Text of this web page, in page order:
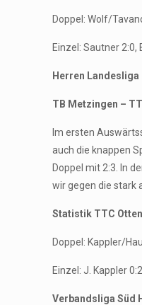
Doppel: Wolf/
Einzel: Sautner 2:0,
Herren Landesliga
TB Metzingen –
Im ersten
auch die knappen
Doppel mit 2:3. In
wir gegen die stark
Statistik TTC
Doppel: Kappler/
Einzel: J. Kappler
Verbandsliga Süd